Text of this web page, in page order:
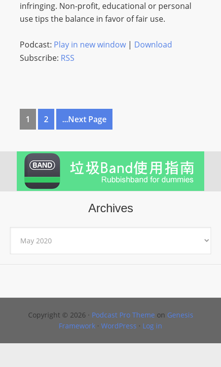
infringing. Non-profit, educational or personal
use tips the balance in favor of fair use.
Podcast: Play in new window| Download
Subscribe: RSS
1 2 ...Next Page
Archives
Copyright © 2026 · Podcast Pro Theme on Genesis
Framework · WordPress · Log in